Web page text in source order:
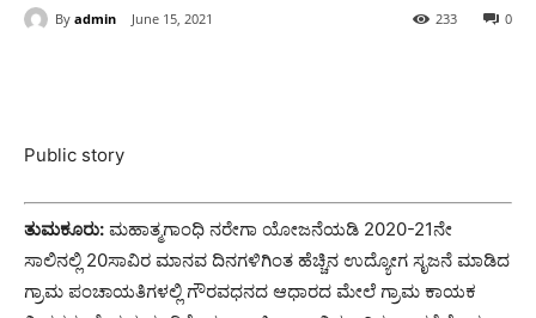
By admin June 15, 2021 0
233
Public story
ತುಮಕೂರು: ಮಹಾತ್ಮಗಾಂಧಿ ನರೇಗಾ ಯೋಜನೆಯಡಿ 2020-21ನೇ
ಸಾಲಿನಲ್ಲಿ 20ಸಾವಿರ ಮಾನವ ದಿನಗಳಿಗಿಂತ ಹೆಚ್ಚಿನ ಉದ್ಯೋಗ ಸೃಜನೆ ಮಾಡಿದ
ಗ್ರಾಮ ಪಂಚಾಯತಿಗಳಲ್ಲಿ ಗೌರವಧನದ ಆಧಾರದ ಮೇಲೆ ಗ್ರಾಮ ಕಾಯಕ